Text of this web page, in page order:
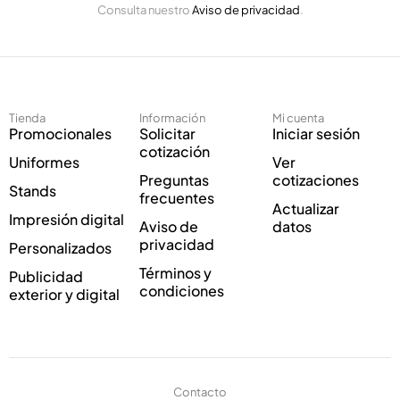
t
n
i
o
C
r
r
o
c
n
i
c
o
*
Consulta nuestroAviso de privacidad.
Tienda
Promocionales
Uniformes
Stands
Impresión digital
Personalizados
Publicidad
exterior y digital
Información
Solicitar
cotización
Preguntas
frecuentes
Aviso de
privacidad
Términos y
condiciones
Mi cuenta
Iniciar sesión
Ver
cotizaciones
Actualizar
datos
Contacto